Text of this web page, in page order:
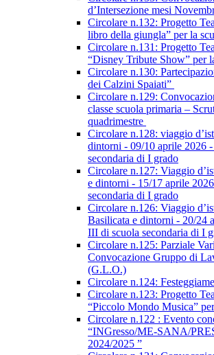
d’Intersezione mesi
Circolare n.132: Progetto
libro della giungla” per la
Circolare n.131: Progetto
“Disney Tribute Show” per
Circolare n.130:
dei Calzini Spaiati”
Circolare n.129:
classe scuola primaria –
quadrimestre
Circolare n.128: viaggio
dintorni - 09/10 aprile 2026
secondaria di I grado
Circolare n.127: Viaggio
e dintorni - 15/17 aprile
secondaria di I grado
Circolare n.126: Viaggio
Basilicata e dintorni - 20/24
III di scuola secondaria di I
Circolare n.125: Parziale
Convocazione Gruppo di
(G.L.O.)
Circolare n.124:
Circolare n.123: Progetto
“Piccolo Mondo Musica”
Circolare n.122 : Evento
“INGresso/ME-SANA/
2024/2025 ”